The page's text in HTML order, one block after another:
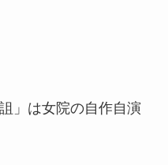
」は女院の自作自演